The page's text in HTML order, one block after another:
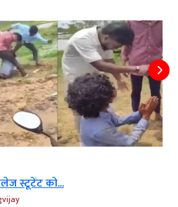
स्टूटेंट को...